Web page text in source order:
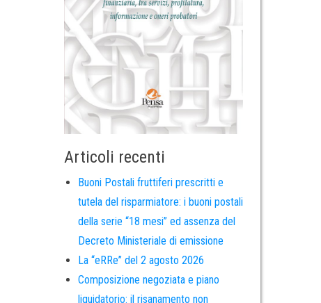
Articoli recenti
Buoni Postali fruttiferi prescritti e
tutela del risparmiatore: i buoni postali
della serie “18 mesi” ed assenza del
Decreto Ministeriale di emissione
La “eRRe” del 2 agosto 2026
Composizione negoziata e piano
liquidatorio: il risanamento non